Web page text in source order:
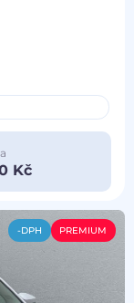
Kč
-DPH PREMIUM